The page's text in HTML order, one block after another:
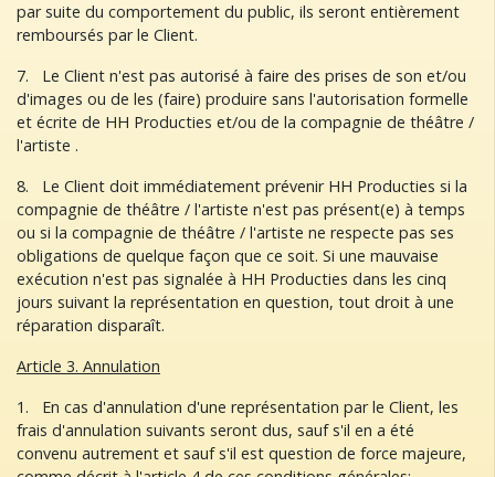
par suite du comportement du public, ils seront entièrement
remboursés par le Client.
7. Le Client n'est pas autorisé à faire des prises de son et/ou
d'images ou de les (faire) produire sans l'autorisation formelle
et écrite de HH Producties et/ou de la compagnie de théâtre /
l'artiste .
8. Le Client doit immédiatement prévenir HH Producties si la
compagnie de théâtre / l'artiste n'est pas présent(e) à temps
ou si la compagnie de théâtre / l'artiste ne respecte pas ses
obligations de quelque façon que ce soit. Si une mauvaise
exécution n'est pas signalée à HH Producties dans les cinq
jours suivant la représentation en question, tout droit à une
réparation disparaît.
Article 3. Annulation
1. En cas d'annulation d'une représentation par le Client, les
frais d'annulation suivants seront dus, sauf s'il en a été
convenu autrement et sauf s'il est question de force majeure,